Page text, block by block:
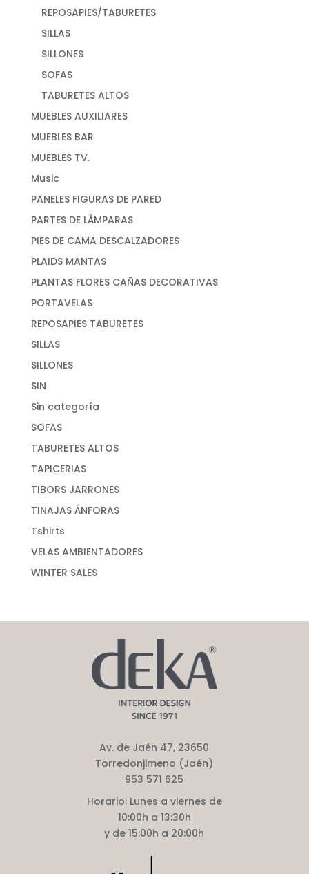
REPOSAPIES/TABURETES
SILLAS
SILLONES
SOFAS
TABURETES ALTOS
MUEBLES AUXILIARES
MUEBLES BAR
MUEBLES TV.
Music
PANELES FIGURAS DE PARED
PARTES DE LÁMPARAS
PIES DE CAMA DESCALZADORES
PLAIDS MANTAS
PLANTAS FLORES CAÑAS DECORATIVAS
PORTAVELAS
REPOSAPIES TABURETES
SILLAS
SILLONES
SIN
Sin categoría
SOFAS
TABURETES ALTOS
TAPICERIAS
TIBORS JARRONES
TINAJAS ÁNFORAS
Tshirts
VELAS AMBIENTADORES
WINTER SALES
Av. de Jaén 47, 23650
Torredonjimeno (Jaén)
953 571 625
Horario:Lunes a viernes de
10:00h a 13:30h
y de 15:00h a 20:00h